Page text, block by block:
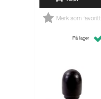
Merk som favoritt
På lager